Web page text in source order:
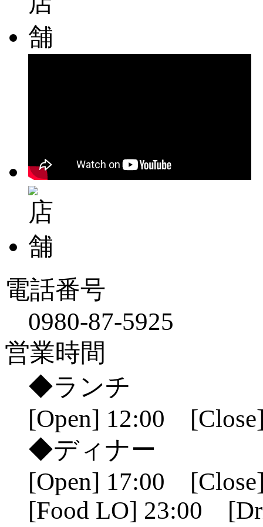
電話番号
0980-87-5925
営業時間
◆ランチ
[Open] 12:00
◆ディナー
[Open] 17:00
[Food LO] 23:00